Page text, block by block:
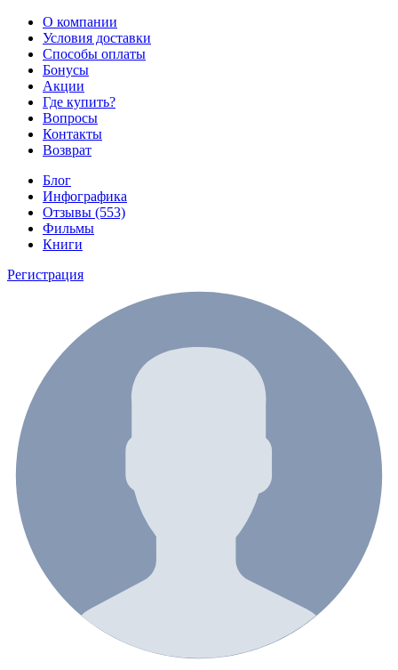
О компании
Условия доставки
Способы оплаты
Бонусы
Акции
Где купить?
Вопросы
Контакты
Возврат
Блог
Инфографика
Отзывы (553)
Фильмы
Книги
Регистрация